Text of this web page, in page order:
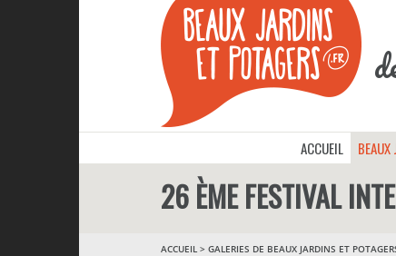
ACCUEIL
26 ÈME FESTIVAL
ACCUEIL > GALERIES DE BEAUX JARDINS ET